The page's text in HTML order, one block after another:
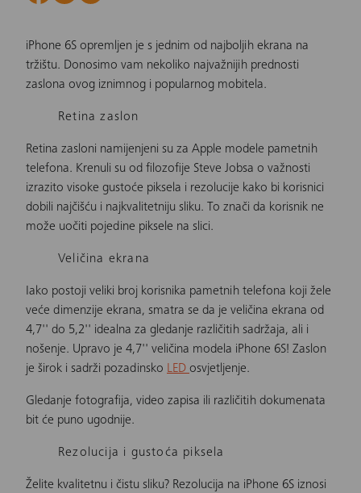
iPhone 6S opremljen je s jednim od najboljih ekrana na
tržištu. Donosimo vam nekoliko najvažnijih prednosti
zaslona ovog iznimnog i popularnog mobitela.
Retina zaslon
Retina zasloni namijenjeni su za Apple modele pametnih
telefona. Krenuli su od filozofije Steve Jobsa o važnosti
izrazito visoke gustoće piksela i rezolucije kako bi korisnici
dobili najčišću i najkvalitetniju sliku. To znači da korisnik ne
može uočiti pojedine piksele na slici.
Veličina ekrana
Iako postoji veliki broj korisnika pametnih telefona koji žele
veće dimenzije ekrana, smatra se da je veličina ekrana od
4,7'' do 5,2'' idealna za gledanje različitih sadržaja, ali i
nošenje. Upravo je 4,7'' veličina modela iPhone 6S! Zaslon
je širok i sadrži pozadinsko LED osvjetljenje.
Gledanje fotografija, video zapisa ili različitih dokumenata
bit će puno ugodnije.
Rezolucija i gustoća piksela
Želite kvalitetnu i čistu sliku? Rezolucija na iPhone 6S iznosi